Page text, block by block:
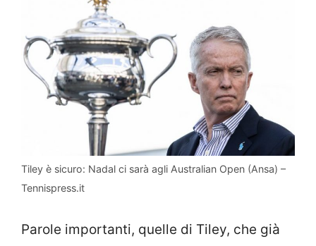
Tiley è sicuro: Nadal ci sarà agli Australian Open (Ansa) –
Tennispress.it
Parole importanti, quelle di Tiley, che già